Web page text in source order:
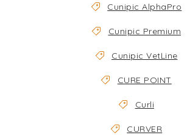
Cunipic AlphaPro
Cunipic Premium
Cunipic VetLine
CURE POINT
Curli
CURVER